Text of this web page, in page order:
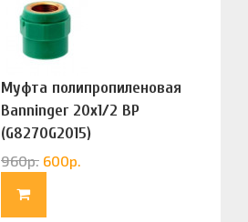
Муфта полипропиленовая
Banninger 20х1/2 ВР
(G8270G2015)
960р. 600р.